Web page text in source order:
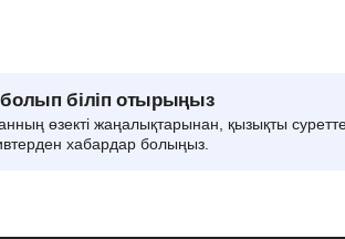
біліп отырыңыз
өзекті жаңалықтарынан, қызықты
хабардар болыңыз.